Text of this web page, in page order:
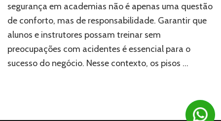
reduzem
custos
em
segurança em academias não é apenas uma questão
de conforto, mas de responsabilidade. Garantir que
alunos e instrutores possam treinar sem
preocupações com acidentes é essencial para o
sucesso do negócio. Nesse contexto, os pisos …